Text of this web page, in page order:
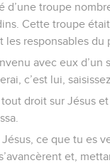
d’une troupe
Cette troupe
les responsables du
avec eux d’un
c’est lui,
droit sur Jésus
ce que tu es
et,